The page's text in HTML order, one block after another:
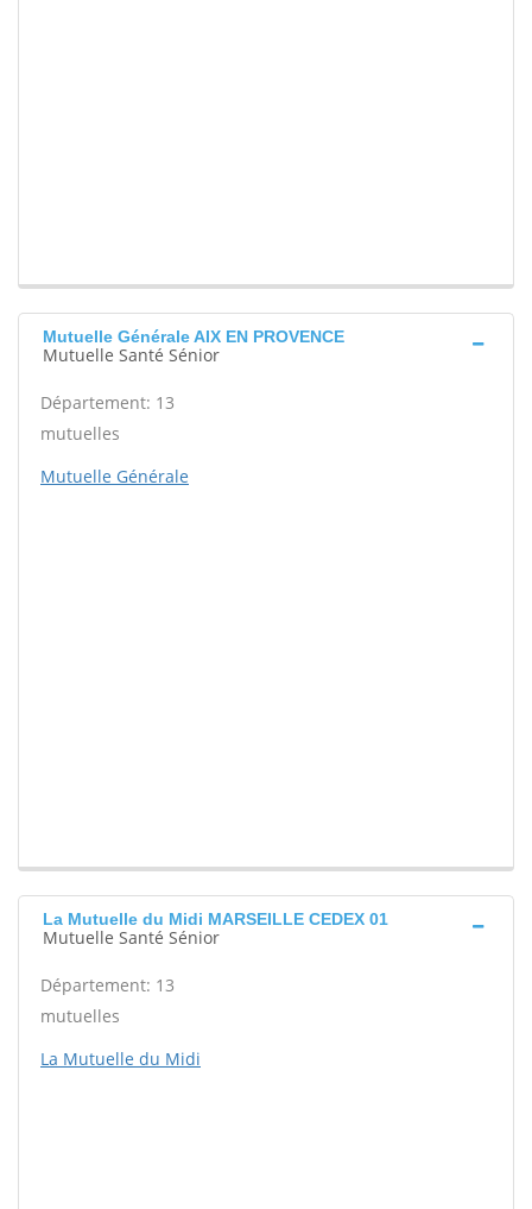
Mutuelle Générale AIX EN PROVENCE
Mutuelle Santé Sénior
Département: 13
mutuelles
Mutuelle Générale
La Mutuelle du Midi MARSEILLE CEDEX 01
Mutuelle Santé Sénior
Département: 13
mutuelles
La Mutuelle du Midi